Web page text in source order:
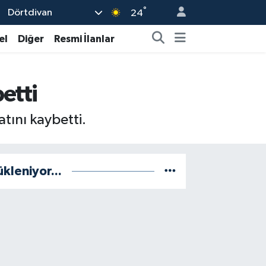
Dörtdivan 24°
Diğer Resmi İlanlar
kaybetti.